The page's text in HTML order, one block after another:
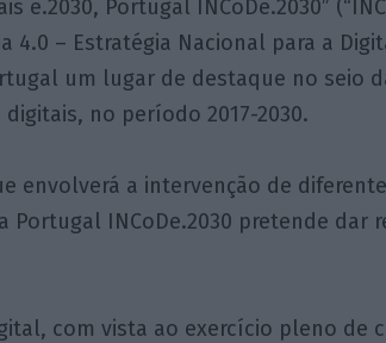
e.2030, Portugal INCoDe.2030”
4.0 – Estratégia Nacional para a
um lugar de destaque no seio
no período 2017-2030.
envolverá a intervenção de
Portugal INCoDe.2030 pretende dar
com vista ao exercício pleno de